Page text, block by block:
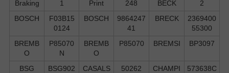
Braking 1 Print 248 BECK
2
BOSCH
F03B15
0124
BOSCH
9864247
41
BRECK
2369400
55300
BREMB
O
P85070
N
BREMB
O
P85070 BREMSI BP3097
BSG
BSG902
CASALS 50262
CHAMPI
573638C